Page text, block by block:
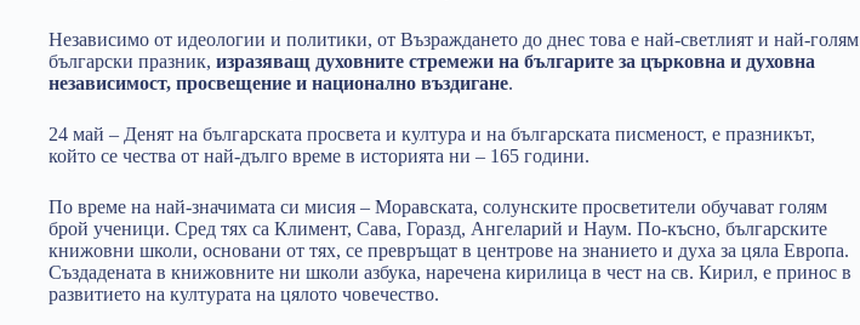
Независимо от идеологии и политики, от Възраждането до днес това е най-светлият и най-голям
български празник, изразяващ духовните стремежи на българите за църковна и духовна
независимост, просвещение и национално въздигане.
24 май – Денят на българската просвета и култура и на българската писменост, е празникът,
който се чества от най-дълго време в историята ни – 165 години.
По време на най-значимата си мисия – Моравската, солунските просветители обучават голям
брой ученици. Сред тях са Климент, Сава, Горазд, Ангеларий и Наум. По-късно, българските
книжовни школи, основани от тях, се превръщат в центрове на знанието и духа за цяла Европа.
Създадената в книжовните ни школи азбука, наречена кирилица в чест на св. Кирил, е принос в
развитието на културата на цялото човечество.